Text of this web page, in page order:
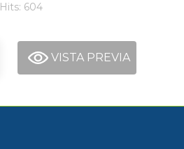
Hits: 604
VISTA PREVIA